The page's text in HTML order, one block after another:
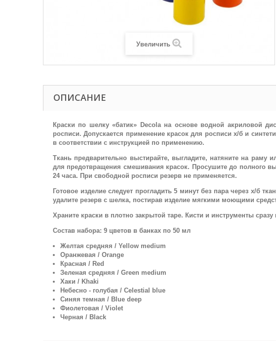
Увеличить
ОПИСАНИЕ
Краски по шелку «батик» Decola на основе водной акриловой
росписи. Допускается применение красок для росписи х/б и
в соответствии с инструкцией по применению.
Ткань предварительно выстирайте, выгладите, натяните на
для предотвращения смешивания красок. Просушите до полного
24 часа. При свободной росписи резерв не применяется.
Готовое изделие следует прогладить 5 минут без пара через х/б
удалите резерв с шелка, постирав изделие мягкими моющими
Храните краски в плотно закрытой таре. Кисти и инструменты
Состав набора: 9 цветов в банках по 50 мл
Желтая средняя / Yellow medium
Оранжевая / Orange
Красная / Red
Зеленая средняя / Green medium
Хаки / Khaki
Небесно - голубая / Celestial blue
Синяя темная / Blue deep
Фиолетовая / Violet
Черная / Black